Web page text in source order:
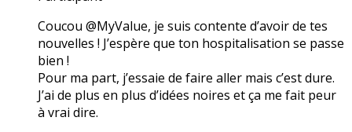
Coucou @MyValue, je suis contente d’avoir de tes
nouvelles ! J’espère que ton hospitalisation se passe
bien !
Pour ma part, j’essaie de faire aller mais c’est dure.
J’ai de plus en plus d’idées noires et ça me fait peur
à vrai dire.